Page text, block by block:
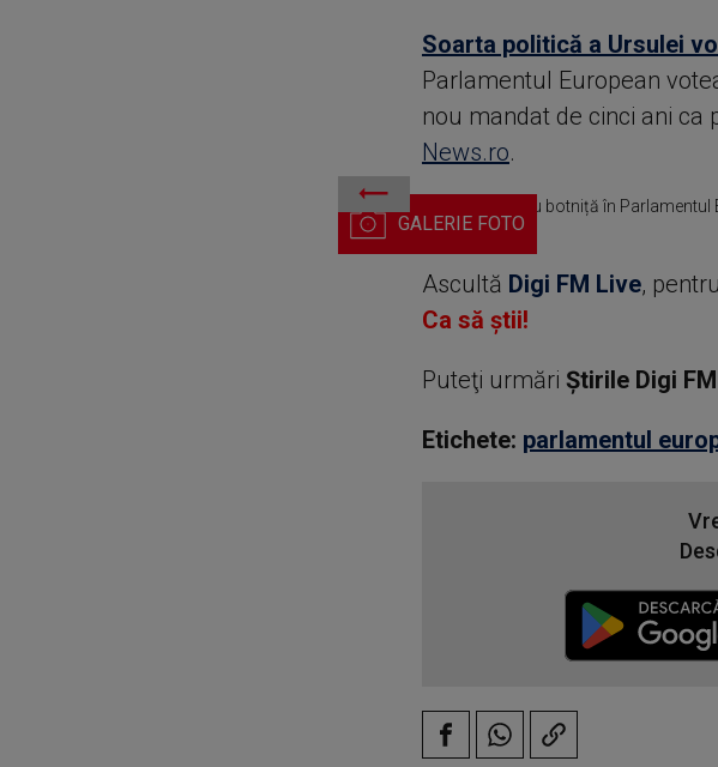
Soarta politică a Ursulei
Parlamentul European
nou mandat de cinci ani ca
News.ro.
Diana Șoșoacă a apărut cu botniță în
Ascultă Digi FM Live,
Ca să știi!
Puteţi urmări Știrile Digi FM
Etichete: parlamentul